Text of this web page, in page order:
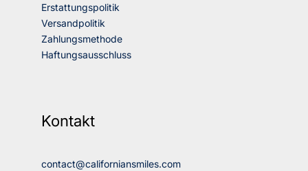
Erstattungspolitik
Versandpolitik
Zahlungsmethode
Haftungsausschluss
Kontakt
contact@californiansmiles.com